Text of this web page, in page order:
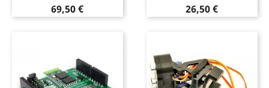
Preço
69,50 € Preço
26,50 €